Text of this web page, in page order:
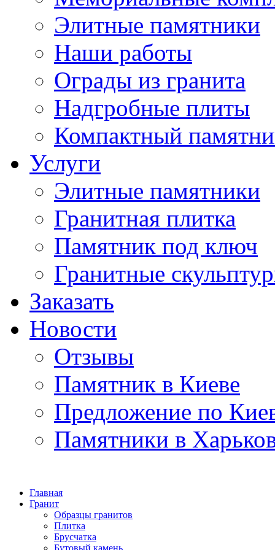
Элитные памятники
Наши работы
Ограды из гранита
Надгробные плиты
Компактный
Услуги
Элитные памятники
Гранитная плитка
Памятник под ключ
Гранитные
Заказать
Новости
Отзывы
Памятник в Киеве
Предложение по
Памятники в
Главная
Гранит
Образцы гранитов
Плитка
Брусчатка
Бутовый камень